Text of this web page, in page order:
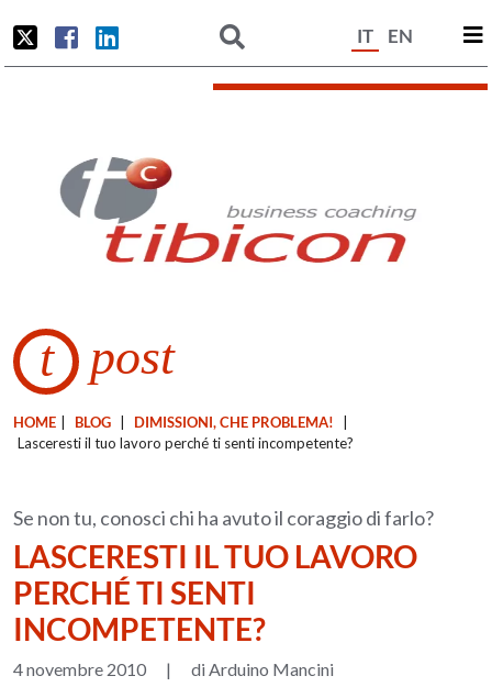
IT EN
t post
HOME BLOG DIMISSIONI, CHE PROBLEMA!
Lasceresti il tuo lavoro perché ti senti incompetente?
Se non tu, conosci chi ha avuto il coraggio di farlo?
LASCERESTI IL TUO LAVORO
PERCHÉ TI SENTI
INCOMPETENTE?
4 novembre 2010 |
di Arduino Mancini